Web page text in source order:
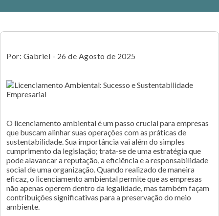
Por: Gabriel - 26 de Agosto de 2025
O licenciamento ambiental é um passo crucial para empresas
que buscam alinhar suas operações com as práticas de
sustentabilidade. Sua importância vai além do simples
cumprimento da legislação; trata-se de uma estratégia que
pode alavancar a reputação, a eficiência e a responsabilidade
social de uma organização. Quando realizado de maneira
eficaz, o licenciamento ambiental permite que as empresas
não apenas operem dentro da legalidade, mas também façam
contribuições significativas para a preservação do meio
ambiente.